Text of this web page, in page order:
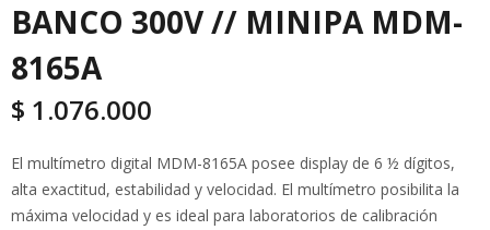
BANCO 300V // MINIPA MDM-
8165A
$ 1.076.000
El multímetro digital MDM-8165A posee display de 6 ½ dígitos,
alta exactitud, estabilidad y velocidad. El multímetro posibilita la
máxima velocidad y es ideal para laboratorios de calibración